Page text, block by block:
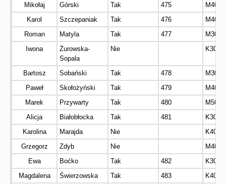
Mikołaj
Górski Tak 475
M40
Karol
Szczepaniak Tak 476
M40
Roman
Matyla Tak 477
M30
Iwona
Żurowska-
Sopala
Nie K30
Bartosz Sobański Tak 478
M30
Paweł
Skołożyński Tak 479
M40
Marek
Przywarty Tak 480
M50
Alicja
Białobłocka Tak 481
K30
Karolina
Marajda Nie
K40
Grzegorz
Zdyb Nie
M40
Ewa
Boćko Tak 482
K30
Magdalena
Świerzowska Tak 483
K40